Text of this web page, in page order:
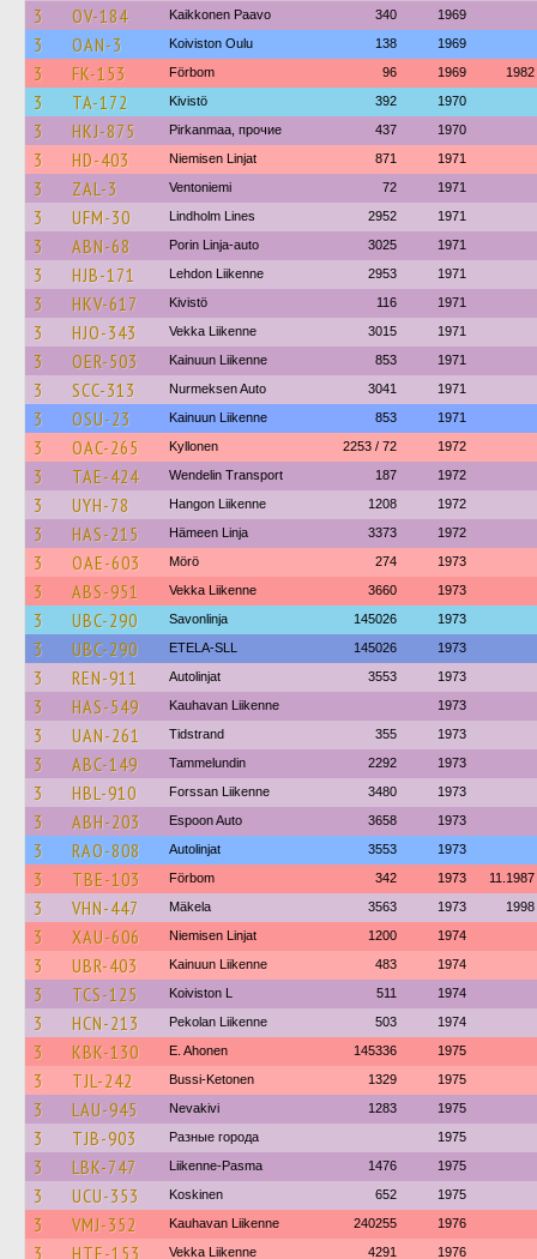
3 OV-184 Kaikkonen Paavo 340 1969
3 OAN-3 Koiviston Oulu 138 1969
3 FK-153 Förbom 96 1969 1982
3 TA-172 Kivistö 392 1970
3 HKJ-875 Pirkanmaa, прочие 437 1970
3 HD-403 Niemisen Linjat 871 1971
3 ZAL-3 Ventoniemi 72 1971
3 UFM-30 Lindholm Lines 2952 1971
3 ABN-68 Porin Linja-auto 3025 1971
3 HJB-171 Lehdon Liikenne 2953 1971
3 HKV-617 Kivistö 116 1971
3 HJO-343 Vekka Liikenne 3015 1971
3 OER-503 Kainuun Liikenne 853 1971
3 SCC-313 Nurmeksen Auto 3041 1971
3 OSU-23 Kainuun Liikenne 853 1971
3 OAC-265 Kyllonen 2253 / 72 1972
3 TAE-424 Wendelin Transport 187 1972
3 UYH-78 Hangon Liikenne 1208 1972
3 HAS-215 Hämeen Linja 3373 1972
3 OAE-603 Mörö 274 1973
3 ABS-951 Vekka Liikenne 3660 1973
3 UBC-290 Savonlinja 145026 1973
3 UBC-290 ETELA-SLL 145026 1973
3 REN-911 Autolinjat 3553 1973
3 HAS-549 Kauhavan Liikenne 1973
3 UAN-261 Tidstrand 355 1973
3 ABC-149 Tammelundin 2292 1973
3 HBL-910 Forssan Liikenne 3480 1973
3 ABH-203 Espoon Auto 3658 1973
3 RAO-808 Autolinjat 3553 1973
3 TBE-103 Förbom 342 1973 11.1987
3 VHN-447 Mäkela 3563 1973 1998
3 XAU-606 Niemisen Linjat 1200 1974
3 UBR-403 Kainuun Liikenne 483 1974
3 TCS-125 Koiviston L 511 1974
3 HCN-213 Pekolan Liikenne 503 1974
3 KBK-130 E. Ahonen 145336 1975
3 TJL-242 Bussi-Ketonen 1329 1975
3 LAU-945 Nevakivi 1283 1975
3 TJB-903 Разные города 1975
3 LBK-747 Liikenne-Pasma 1476 1975
3 UCU-353 Koskinen 652 1975
3 VMJ-352 Kauhavan Liikenne 240255 1976
3 HTE-153 Vekka Liikenne 4291 1976